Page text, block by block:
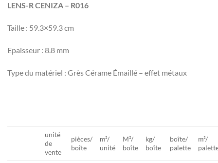
LENS-R CENIZA – R016
Taille : 59.3×59.3 cm
Epaisseur : 8.8 mm
Type du matériel : Grès Cérame Émaillé – effet métaux
unité
de
vente
pièces/
boîte
m²/
unité
M²/
boîte
kg/
boîte
boîte/
palette
m²/